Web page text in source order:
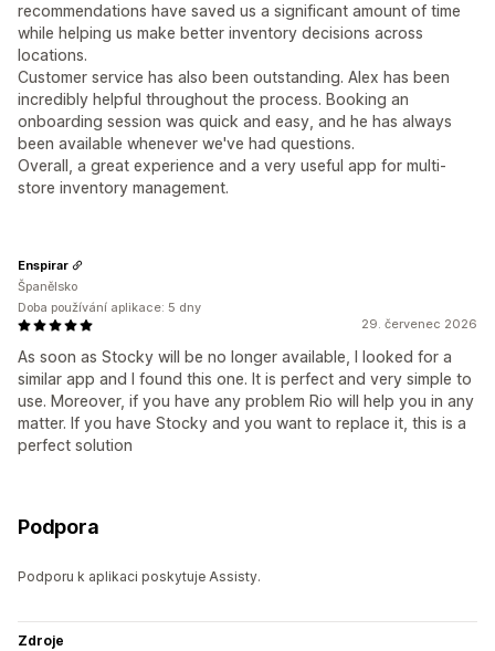
recommendations have saved us a significant amount of time
while helping us make better inventory decisions across
locations.
Customer service has also been outstanding. Alex has been
incredibly helpful throughout the process. Booking an
onboarding session was quick and easy, and he has always
been available whenever we've had questions.
Overall, a great experience and a very useful app for multi-
store inventory management.
29. červenec 2026
As soon as Stocky will be no longer available, I looked for a
similar app and I found this one. It is perfect and very simple to
use. Moreover, if you have any problem Rio will help you in any
matter. If you have Stocky and you want to replace it, this is a
perfect solution
Enspirar
Španělsko
Doba používání aplikace: 5 dny
Podpora
Podporu k aplikaci poskytuje Assisty.
Zdroje